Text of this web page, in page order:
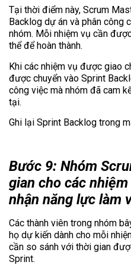
Tại thời điểm này, Scrum
Backlog dự án và phân công
nhóm. Mỗi nhiệm vụ cần
thể để hoàn thành.
Khi các nhiệm vụ được giao
được chuyển vào Sprint
công việc mà nhóm đã cam
tại.
Ghi lại Sprint Backlog trong
Bước 9: Nhóm
gian cho các
nhận năng lực làm
Các thành viên trong nhóm
họ dự kiến dành cho mỗi
cần so sánh với thời gian
Sprint.